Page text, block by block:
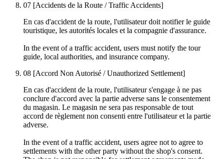
07 [Accidents de la Route / Traffic Accidents]
En cas d'accident de la route, l'utilisateur doit notifier le guide
touristique, les autorités locales et la compagnie d'assurance.
In the event of a traffic accident, users must notify the tour
guide, local authorities, and insurance company.
08 [Accord Non Autorisé / Unauthorized Settlement]
En cas d'accident de la route, l'utilisateur s'engage à ne pas
conclure d'accord avec la partie adverse sans le consentement
du magasin. Le magasin ne sera pas responsable de tout
accord de règlement non consenti entre l'utilisateur et la partie
adverse.
In the event of a traffic accident, users agree not to agree to
settlements with the other party without the shop's consent.